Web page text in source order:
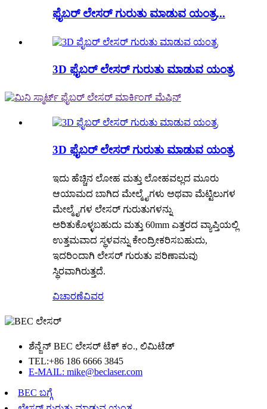
ಫೈಬರ್ ಲೇಸರ್ ಗುರುತು ಮಾಡುವ ಯಂತ್ರ...
3D ಫೈಬರ್ ಲೇಸರ್ ಗುರುತು ಮಾಡುವ ಯಂತ್ರ
3D ಫೈಬರ್ ಲೇಸರ್ ಗುರುತು ಮಾಡುವ ಯಂತ್ರ
ಇದು ಹೆಚ್ಚಿನ ಲೋಹ ಮತ್ತು ಲೋಹವಲ್ಲದ ಮೂರು
ಆಯಾಮದ ಬಾಗಿದ ಮೇಲ್ಮೈಗಳು ಅಥವಾ ಮೆಟ್ಟಿಲುಗಳ
ಮೇಲ್ಮೈಗಳ ಲೇಸರ್ ಗುರುತುಗಳನ್ನು
ಅರಿತುಕೊಳ್ಳಬಹುದು ಮತ್ತು 60mm ಎತ್ತರದ ವ್ಯಾಪ್ತಿಯಲ್ಲಿ
ಉತ್ತಮವಾದ ಸ್ಥಳವನ್ನು ಕೇಂದ್ರೀಕರಿಸಬಹುದು,
ಇದರಿಂದಾಗಿ ಲೇಸರ್ ಗುರುತು ಪರಿಣಾಮವು
ಸ್ಥಿರವಾಗಿರುತ್ತದೆ.
ವಿಚಾರಣೆವಿವರ
ಶೆನ್ಜೆನ್ BEC ಲೇಸರ್ ಟೆಕ್ ಕಂ., ಲಿಮಿಟೆಡ್
TEL:+86 186 6666 3845
E-MAIL: mike@beclaser.com
BEC ಬಗ್ಗೆ